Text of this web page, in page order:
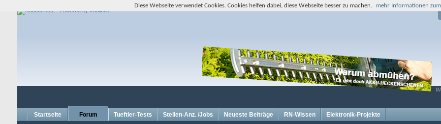
Startseite Forum Tueftler-Tests Stellen-Anz. /Jobs Neueste Beiträge RN-Wissen Elektronik-Projekte
Diese Webseite verwendet Cookies. Cookies helfen dabei, diese Webseite besser zu machen. mehr Informationen